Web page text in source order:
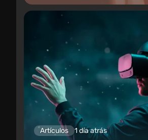
Artículos 1 día atrás